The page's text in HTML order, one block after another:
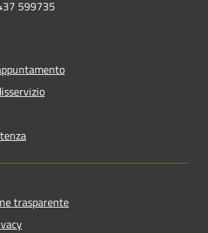
599735
trasparente